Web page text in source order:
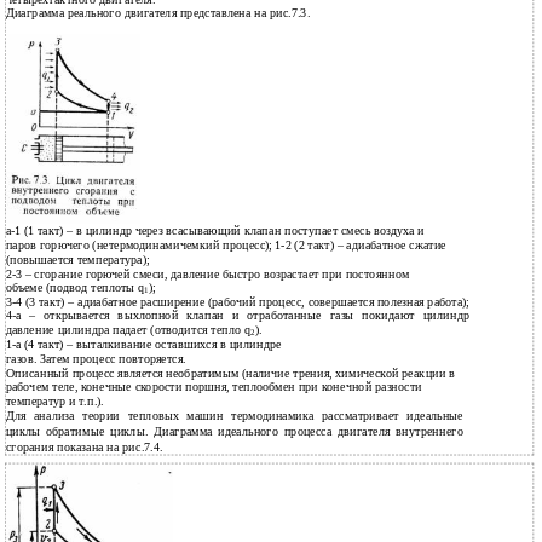
Диаграмма реального двигателя представлена на рис.7.3.
а-1 (1 такт) – в цилиндр через всасывающий клапан поступает смесь воздуха и
паров горючего (нетермодинамичемкий процесс); 1-2 (2 такт) – адиабатное сжатие
(повышается температура);
2-3 – сгорание горючей смеси, давление быстро возрастает при постоянном
объеме (подвод теплоты q1);
3-4 (3 такт) – адиабатное расширение (рабочий процесс, совершается полезная работа);
4-а – открывается выхлопной клапан и отработанные газы покидают цилиндр
давление цилиндра падает (отводится тепло q2).
1-а (4 такт) – выталкивание оставшихся в цилиндре
газов. Затем процесс повторяется.
Описанный процесс является необратимым (наличие трения, химической реакции в
рабочем теле, конечные скорости поршня, теплообмен при конечной разности
температур и т.п.).
Для анализа теории тепловых машин термодинамика рассматривает идеальные
циклы обратимые циклы. Диаграмма идеального процесса двигателя внутреннего
сгорания показана на рис.7.4.